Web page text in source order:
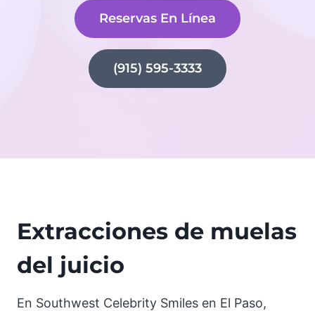
Reservas En Línea
(915) 595-3333
Extracciones de muelas
del juicio
En Southwest Celebrity Smiles en El Paso,